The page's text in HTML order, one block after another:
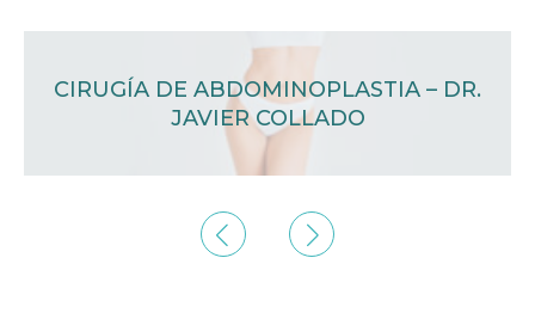
CIRUGÍA DE ABDOMINOPLASTIA – DR.
JAVIER COLLADO